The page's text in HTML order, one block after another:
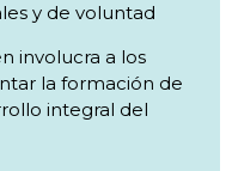
y de voluntad
involucra a los
la formación de
integral del